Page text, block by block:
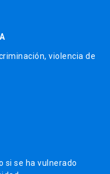
violencia de
si se ha vulnerado